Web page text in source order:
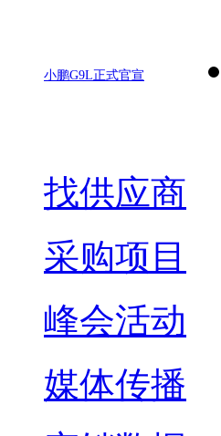
小鹏G9L正式官宣
找供应商
采购项目
峰会活动
媒体传播